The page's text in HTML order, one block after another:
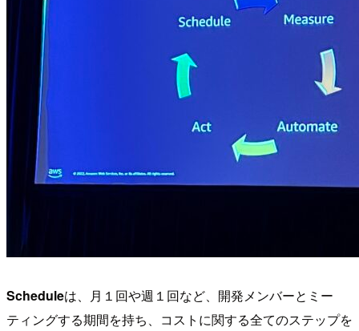
Scheduleは、月１回や週１回など、開発メンバーとミー
ティングする期間を持ち、コストに関する全てのステップを